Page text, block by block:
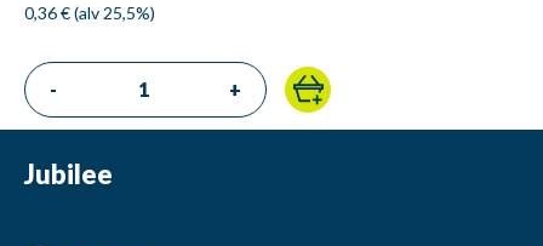
0,36 € (alv 25,5%)
- +
Jubilee